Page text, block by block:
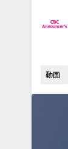
ー
動画